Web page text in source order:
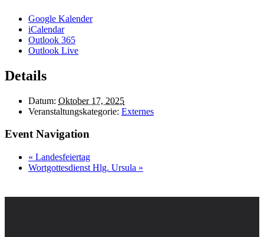
Google Kalender
iCalendar
Outlook 365
Outlook Live
Details
Datum: Oktober 17, 2025
Veranstaltungskategorie: Externes
Event Navigation
« Landesfeiertag
Wortgottesdienst Hlg. Ursula »